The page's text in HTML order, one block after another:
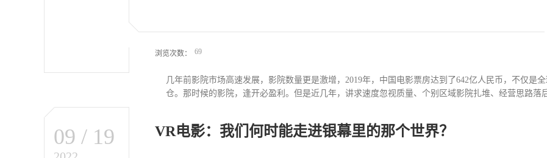
致，导演于今年年初在微博上表示，电影后期完成，改名《狼群》，并计划春季上映，殊不知，最后
很难让观众不联想到《战狼2》。尤其...
几年前影院市场高速发展，影院数量更是激增，2019年，中国电影票房达到了642亿人民币，不仅是
仓。那时候的影院，逢开必盈利。但是近几年，讲求速度忽视质量、个别区域影院扎堆、经营思路落
题，成为行业高质量发展的阻力。尤其是疫情的冲击，以及多种因素影响，打断了影院规模告诉扩张
浏览次数： 69
VR电影：我们何时能走进银幕里的那个世界？
09 / 19